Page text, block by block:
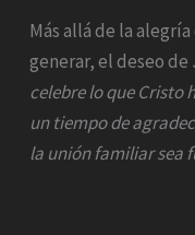
Más allá de la
generar, el deseo de
celebre lo que Cristo
un tiempo de
la unión familiar sea